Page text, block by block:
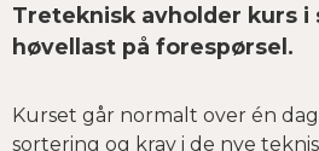
Treteknisk avholder kurs i
høvellast på forespørsel.
Kurset går normalt over én
sortering og krav i de nye